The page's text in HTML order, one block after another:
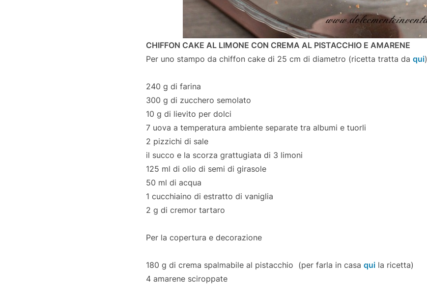
CHIFFON CAKE AL LIMONE CON CREMA AL PISTACCHIO E AMARENE
Per uno stampo da chiffon cake di 25 cm di diametro (ricetta tratta da qui)
240 g di farina
300 g di zucchero semolato
10 g di lievito per dolci
7 uova a temperatura ambiente separate tra albumi e tuorli
2 pizzichi di sale
il succo e la scorza grattugiata di 3 limoni
125 ml di olio di semi di girasole
50 ml di acqua
1 cucchiaino di estratto di vaniglia
2 g di cremor tartaro
Per la copertura e decorazione
180 g di crema spalmabile al pistacchio (per farla in casa qui la ricetta)
4 amarene sciroppate